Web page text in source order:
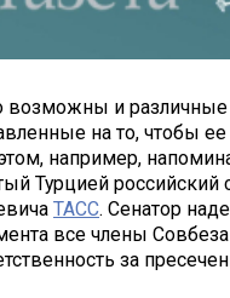
возможны и различные
на то, чтобы ее
например,
Турцией российский
ТАСС. Сенатор
все члены
за